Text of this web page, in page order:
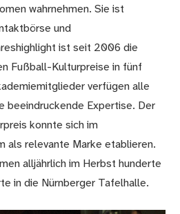
wahrnehmen. Sie ist
und
ist seit 2006 die
Fußball-Kulturpreise in fünf
verfügen alle
beeindruckende Expertise. Der
konnte sich im
als relevante Marke etablieren.
alljährlich im Herbst hunderte
in die Nürnberger Tafelhalle.